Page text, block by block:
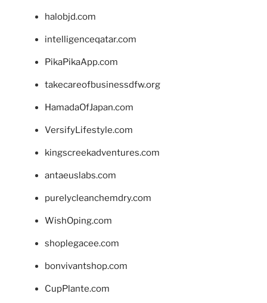
halobjd.com
intelligenceqatar.com
PikaPikaApp.com
takecareofbusinessdfw.org
HamadaOfJapan.com
VersifyLifestyle.com
kingscreekadventures.com
antaeuslabs.com
purelycleanchemdry.com
WishOping.com
shoplegacee.com
bonvivantshop.com
CupPlante.com